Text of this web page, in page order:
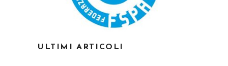
ULTIMI ARTICOLI